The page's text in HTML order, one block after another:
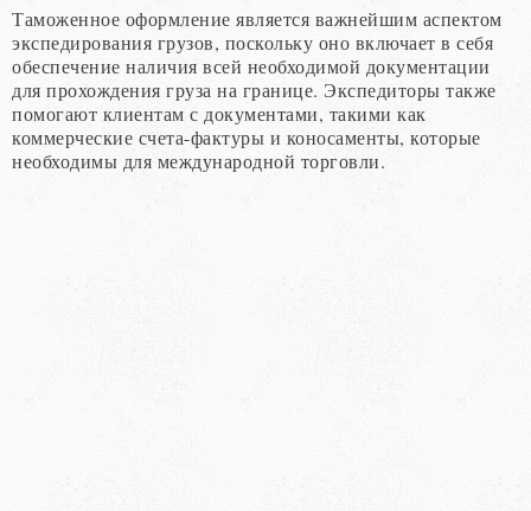
Таможенное оформление является важнейшим аспектом
экспедирования грузов, поскольку оно включает в себя
обеспечение наличия всей необходимой документации
для прохождения груза на границе. Экспедиторы также
помогают клиентам с документами, такими как
коммерческие счета-фактуры и коносаменты, которые
необходимы для международной торговли.